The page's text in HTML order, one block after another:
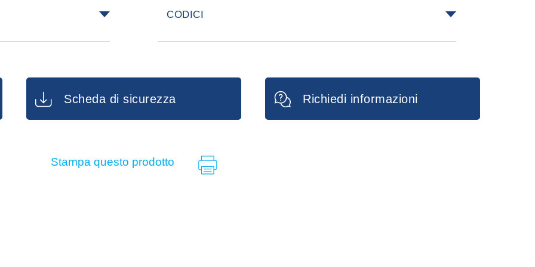
vicino alle
CODICI
TRAPPOLA PICCOLA
AROMA NOCCIOLA
Scheda di sicurezza Richiedi informazioni
Stampa questo prodotto